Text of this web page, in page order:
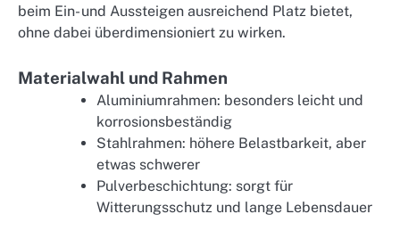
beim Ein- und Aussteigen ausreichend Platz bietet,
ohne dabei überdimensioniert zu wirken.
Materialwahl und Rahmen
Aluminiumrahmen: besonders leicht und
korrosionsbeständig
Stahlrahmen: höhere Belastbarkeit, aber
etwas schwerer
Pulverbeschichtung: sorgt für
Witterungsschutz und lange Lebensdauer